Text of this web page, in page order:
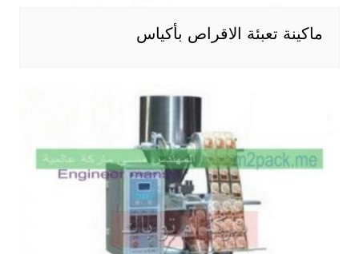
ماكينة تعبئة الاقراص بأكياس